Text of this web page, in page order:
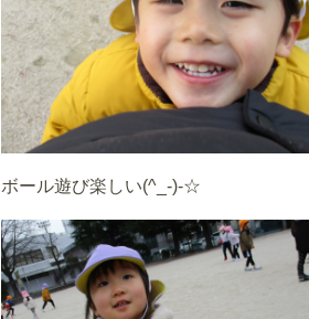
ボール遊び楽しい(^_-)-☆